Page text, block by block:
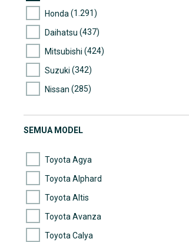
Honda (1.291)
Daihatsu (437)
Mitsubishi (424)
Suzuki (342)
Nissan (285)
Wuling(103)
SEMUA MODEL
Toyota Agya
Toyota Alphard
Toyota Altis
Toyota Avanza
Toyota Calya